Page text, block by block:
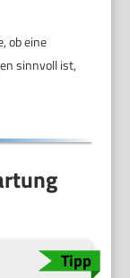
ob eine
sinnvoll ist,